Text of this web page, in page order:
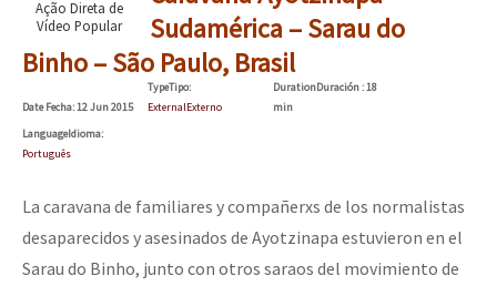
Ação Direta de
Vídeo Popular
Sudamérica – Sarau do
Binho – São Paulo, Brasil
DateFecha: 12 Jun 2015
TypeTipo:
ExternalExterno
DurationDuración: 18
min
LanguageIdioma:
Português
La caravana de familiares y compañerxs de los normalistas
desaparecidos y asesinados de Ayotzinapa estuvieron en el
Sarau do Binho, junto con otros saraos del movimiento de